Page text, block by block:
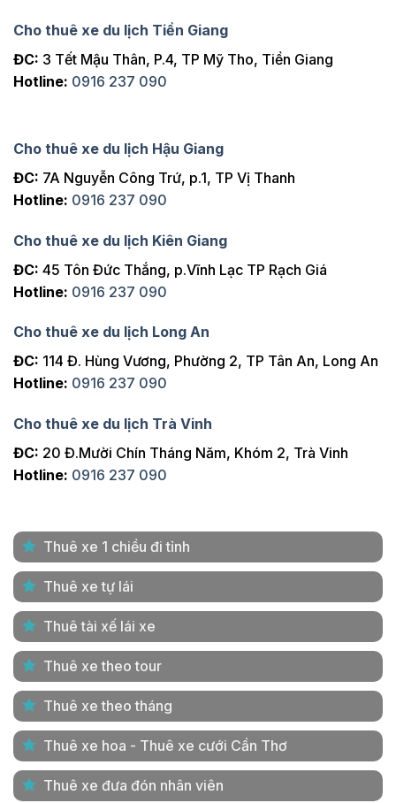
Cho thuê xe du lịch Tiền Giang
ĐC: 3 Tết Mậu Thân, P.4, TP Mỹ Tho, Tiền Giang
Hotline: 0916 237 090
Cho thuê xe du lịch Hậu Giang
ĐC: 7A Nguyễn Công Trứ, p.1, TP Vị Thanh
Hotline: 0916 237 090
Cho thuê xe du lịch Kiên Giang
ĐC: 45 Tôn Đức Thắng, p.Vĩnh Lạc TP Rạch Giá
Hotline: 0916 237 090
Cho thuê xe du lịch Long An
ĐC: 114 Đ. Hùng Vương, Phường 2, TP Tân An, Long An
Hotline: 0916 237 090
Cho thuê xe du lịch Trà Vinh
ĐC: 20 Đ.Mười Chín Tháng Năm, Khóm 2, Trà Vinh
Hotline: 0916 237 090
Thuê xe 1 chiều đi tỉnh
Thuê xe tự lái
Thuê tài xế lái xe
Thuê xe theo tour
Thuê xe theo tháng
Thuê xe hoa - Thuê xe cưới Cần Thơ
Thuê xe đưa đón nhân viên